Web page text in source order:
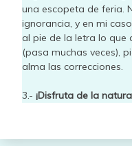
una escopeta de feria.
ignorancia, y en mi
al pie de la letra lo que
(pasa muchas veces),
alma las correcciones.
3.- ¡Disfruta de la